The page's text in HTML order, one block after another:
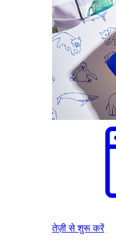
तेज़ी से शुरू करें